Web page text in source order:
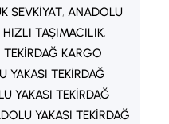
SEVKIYAT, ANADOLU
HIZLI TAŞIMACILIK
KARGO
YAKASI TEKIRDAĞ
YAKASI TEKIRDAĞ
YAKASI TEKIRDAĞ